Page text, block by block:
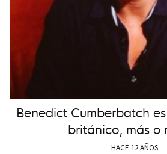
Benedict Cumberbatch
británico, más o
HACE 12 AÑOS